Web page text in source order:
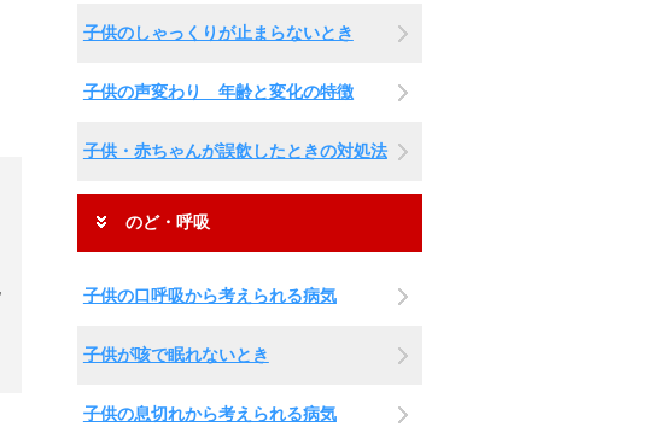
子供のしゃっくりが止まらないとき
子供の声変わり 年齢と変化の特徴
子供・赤ちゃんが誤飲したときの対処法
のど・呼吸
子供の口呼吸から考えられる病気
子供が咳で眠れないとき
子供の息切れから考えられる病気